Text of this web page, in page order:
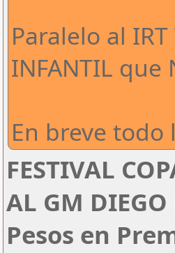
Paralelo al
INFANTIL que
En breve todo
FESTIVAL
AL GM
Pesos en